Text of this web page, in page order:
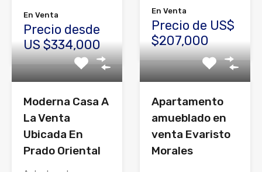
En Venta
Precio desde
US $334,000
En Venta
Precio de US$
$207,000
Moderna Casa A
La Venta
Ubicada En
Prado Oriental
Apartamento
amueblado en
venta Evaristo
Morales